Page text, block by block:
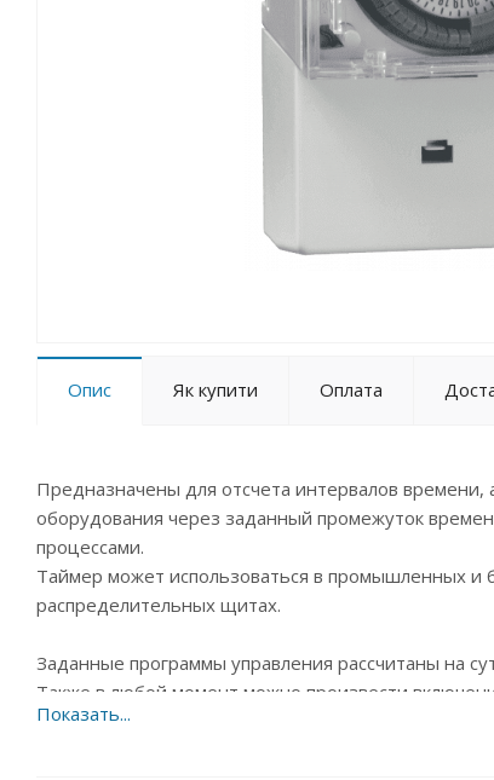
Опис Як купити Оплата
Предназначены для отсчета интервалов времени,
оборудования через заданный промежуток
процессами.
Таймер может использоваться в промышленных и
распределительных щитах.
Заданные программы управления рассчитаны на
Также в любой момент можно произвести